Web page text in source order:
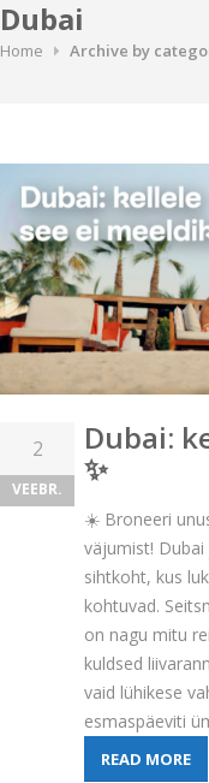
Dubai
Home Archive by
2
VEEBR.
Dubai:
✨
☀️ Broneeri
väjumist!
sihtkoht, kus
kohtuvad.
on nagu mitu
kuldsed
vaid lühikese
esmaspäeviti
READ MORE